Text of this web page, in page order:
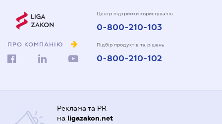
ПРО КОМПАНІЮ
Центр підтримки користувачів
0-800-210-103
Підбір продуктів та рішень
0-800-210-102
Реклама та PR
на ligazakon.net